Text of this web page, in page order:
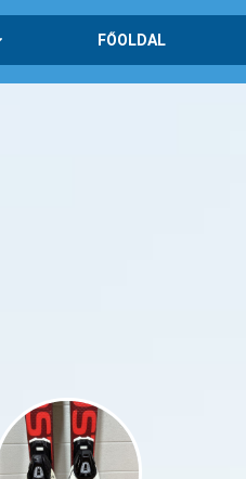
FŐOLDAL